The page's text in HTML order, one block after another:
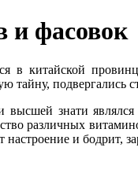
и фасовок
в китайской
тайну, подвергались
высшей знати
различных
и бодрит,